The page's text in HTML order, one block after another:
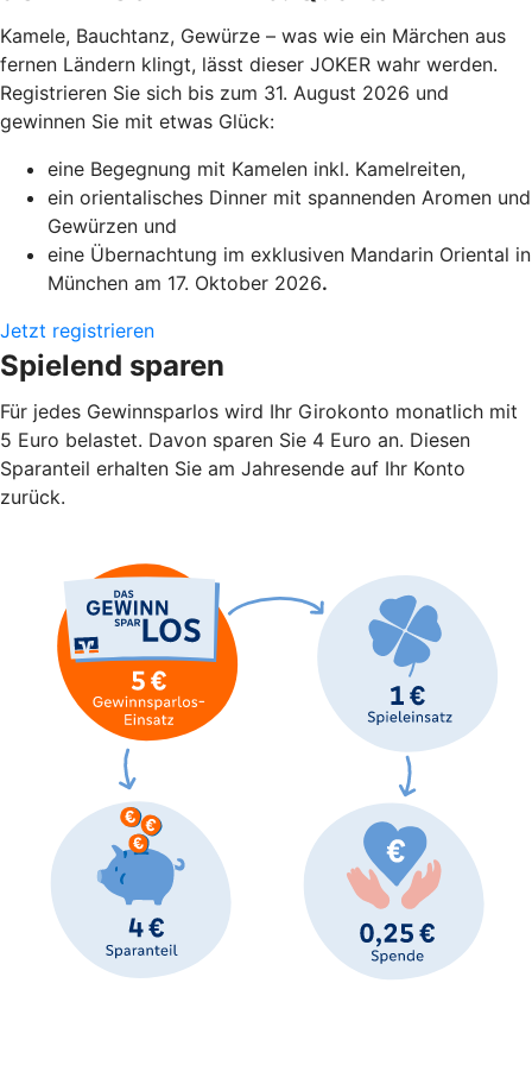
Kamele, Bauchtanz, Gewürze – was wie ein Märchen aus
fernen Ländern klingt, lässt dieser JOKER wahr werden.
Registrieren Sie sich bis zum 31. August 2026 und
gewinnen Sie mit etwas Glück:
eine Begegnung mit Kamelen inkl. Kamelreiten,
ein orientalisches Dinner mit spannenden Aromen und
Gewürzen und
eine Übernachtung im exklusiven Mandarin Oriental in
München am 17. Oktober 2026.
Jetzt registrieren
Spielend sparen
Für jedes Gewinnsparlos wird Ihr Girokonto monatlich mit
5 Euro belastet. Davon sparen Sie 4 Euro an. Diesen
Sparanteil erhalten Sie am Jahresende auf Ihr Konto
zurück.